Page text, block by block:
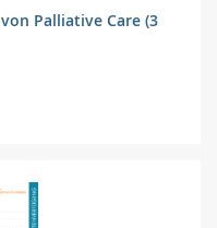
Palliative Care (3